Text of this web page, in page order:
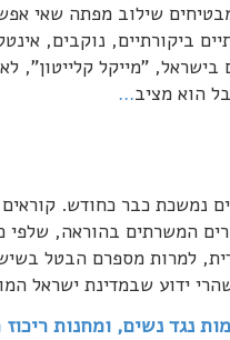
שילוב מפתה שאי
ביקורתיים, נוקבים,
"מייקל קלייטון",
הוא מציב…
נמשכת כבר כחודש.
המשרתים בהוראה, שלפי
למרות מספרם הבטל
ידוע שבמדינת ישראל
נגד נשים, ומחנות ריכוז